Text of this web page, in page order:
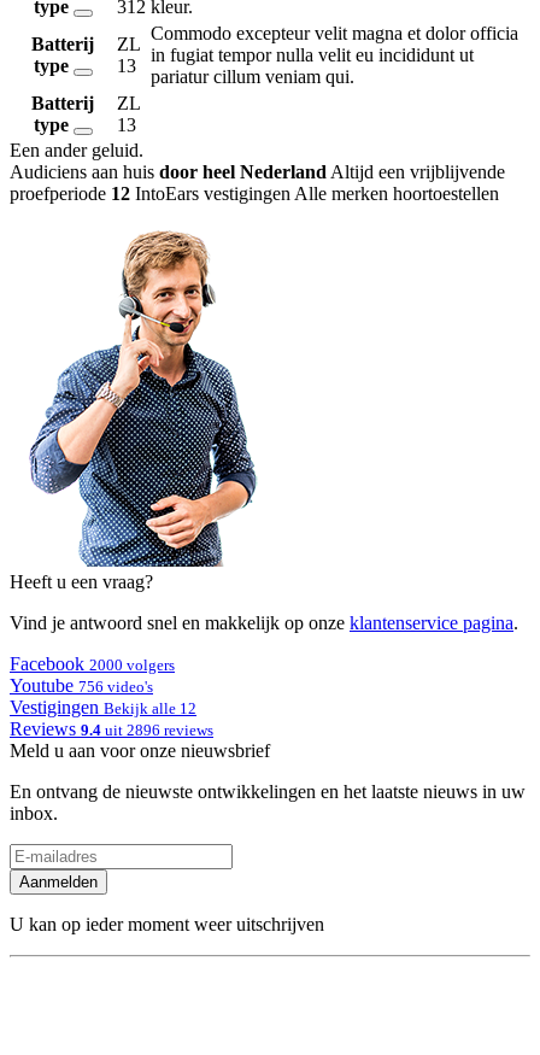
type
312 kleur.
Batterij
type
ZL
13
Commodo excepteur velit magna et dolor officia
in fugiat tempor nulla velit eu incididunt ut
pariatur cillum veniam qui.
Batterij
type
ZL
13
Een ander geluid.
Audiciens aan huis door heel Nederland Altijd een vrijblijvende
proefperiode 12 IntoEars vestigingen Alle merken hoortoestellen
Heeft u een vraag?
Vind je antwoord snel en makkelijk op onze klantenservice pagina.
Facebook 2000 volgers
Youtube 756 video's
Vestigingen Bekijk alle 12
Reviews 9.4 uit 2896 reviews
Meld u aan voor onze nieuwsbrief
En ontvang de nieuwste ontwikkelingen en het laatste nieuws in uw
inbox.
Aanmelden
U kan op ieder moment weer uitschrijven